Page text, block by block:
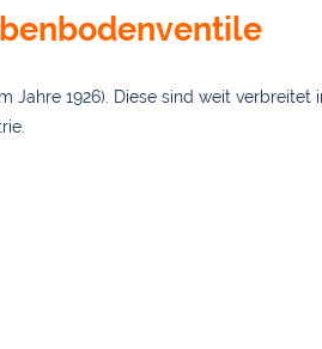
Jahre 1926). Diese sind weit verbreitet